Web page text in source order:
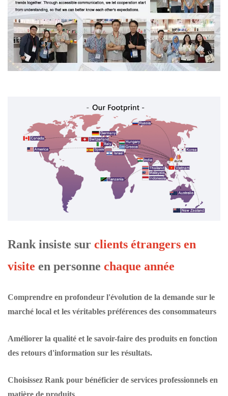
Rank insiste sur clients étrangers en
visite en personne chaque année
Comprendre en profondeur l'évolution de la demande sur le
marché local et les véritables préférences des consommateurs
Améliorer la qualité et le savoir-faire des produits en fonction
des retours d'information sur les résultats.
Choisissez Rank pour bénéficier de services professionnels en
matière de produits